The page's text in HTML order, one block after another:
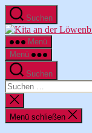
Zum
Inhalt
springen
Suchen
Menü
Menü
Suchen
Suche
nach:
Suche
schließen
Menü schließen